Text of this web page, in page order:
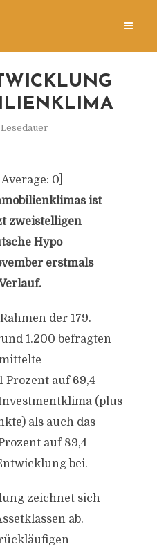
Average: 0]
ist
zweistelligen
Hypo
erstmals
der 179.
1.200 befragten
Prozent auf 69,4
(plus
als auch das
auf 89,4
bei.
zeichnet sich
ab.